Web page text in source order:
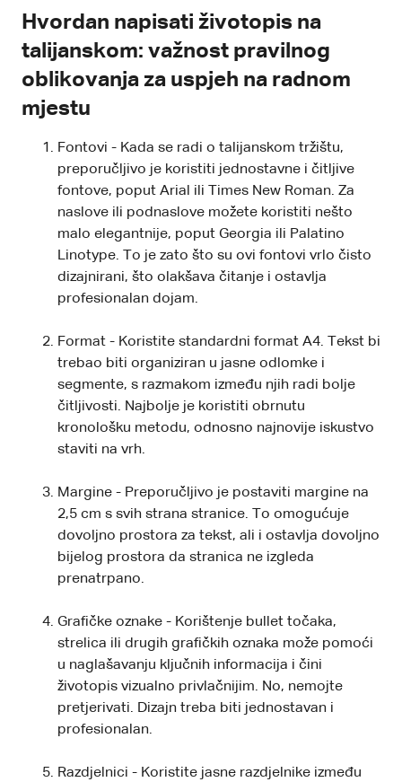
Hvordan napisati životopis na
talijanskom: važnost pravilnog
oblikovanja za uspjeh na radnom
mjestu
Fontovi - Kada se radi o talijanskom tržištu,
preporučljivo je koristiti jednostavne i čitljive
fontove, poput Arial ili Times New Roman. Za
naslove ili podnaslove možete koristiti nešto
malo elegantnije, poput Georgia ili Palatino
Linotype. To je zato što su ovi fontovi vrlo čisto
dizajnirani, što olakšava čitanje i ostavlja
profesionalan dojam.
Format - Koristite standardni format A4. Tekst bi
trebao biti organiziran u jasne odlomke i
segmente, s razmakom između njih radi bolje
čitljivosti. Najbolje je koristiti obrnutu
kronološku metodu, odnosno najnovije iskustvo
staviti na vrh.
Margine - Preporučljivo je postaviti margine na
2,5 cm s svih strana stranice. To omogućuje
dovoljno prostora za tekst, ali i ostavlja dovoljno
bijelog prostora da stranica ne izgleda
prenatrpano.
Grafičke oznake - Korištenje bullet točaka,
strelica ili drugih grafičkih oznaka može pomoći
u naglašavanju ključnih informacija i čini
životopis vizualno privlačnijim. No, nemojte
pretjerivati. Dizajn treba biti jednostavan i
profesionalan.
Razdjelnici - Koristite jasne razdjelnike između